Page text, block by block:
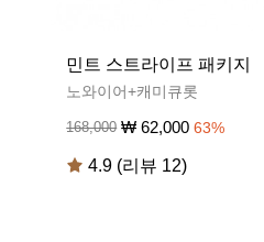
민트 스트라이프 패키지
노와이어+캐미큐롯
168,000 ₩62,000 63%
4.9 (리뷰 12)